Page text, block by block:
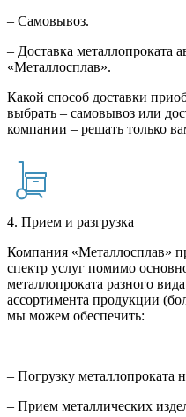
– Самовывоз.
– Доставка металлопроката
«Металлосплав».
Какой способ доставки
выбрать – самовывоз или
компании – решать только
4. Прием и разгрузка
Компания «Металлосплав»
спектр услуг помимо
металлопроката разного
ассортимента продукции
мы можем обеспечить:
– Погрузку металлопроката
– Прием металлических